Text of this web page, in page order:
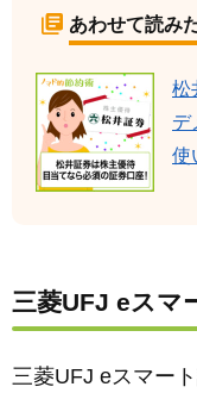
あわせて読み
松
デ
使
三菱UFJ eスマ
三菱UFJ eスマー